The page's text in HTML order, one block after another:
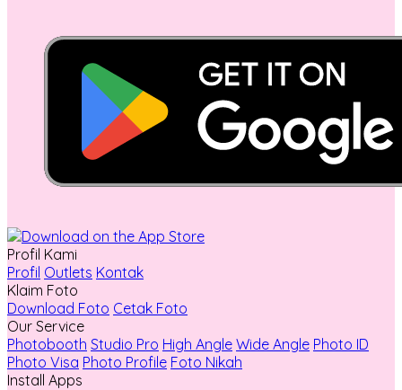
Profil Kami
Profil Outlets Kontak
Klaim Foto
Download Foto Cetak Foto
Our Service
Photobooth Studio Pro High Angle Wide Angle Photo ID
Photo Visa Photo Profile Foto Nikah
Install Apps